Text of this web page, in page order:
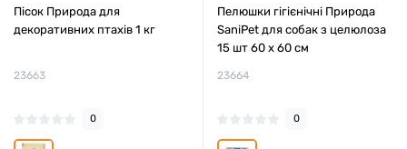
Пісок Природа для
декоративних птахів 1 кг
23663
0
Пелюшки гігієнічні Природа
SaniPet для собак з целюлоза
15 шт 60 x 60 см
23664
0